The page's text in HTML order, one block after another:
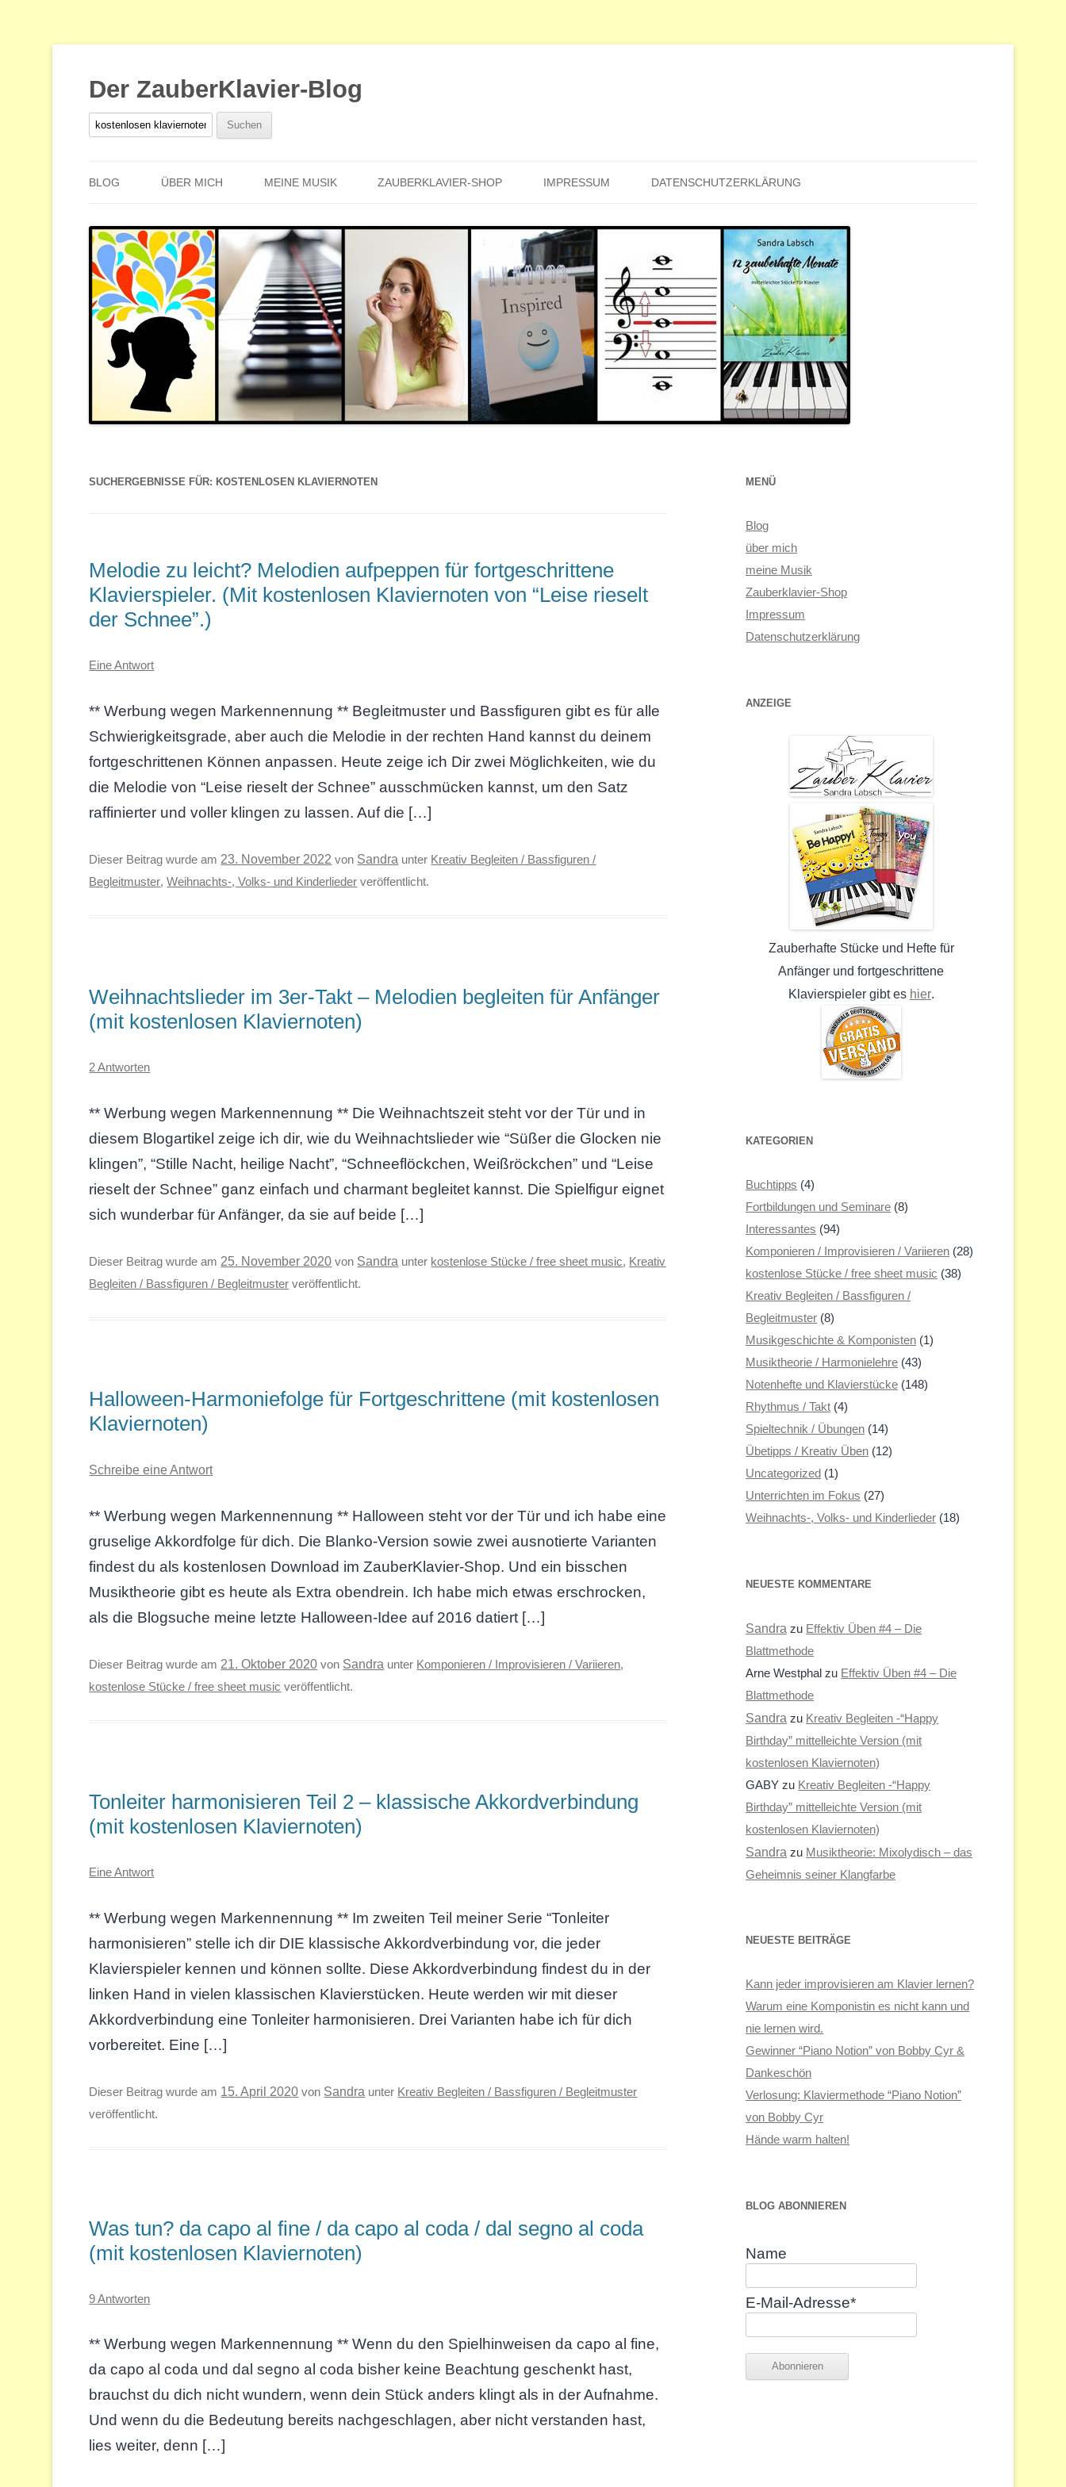
Der ZauberKlavier-Blog
Suchen
nach:
Inhalt
BLOG ÜBER MICH MEINE MUSIK ZAUBERKLAVIER-SHOP IMPRESSUM DATENSCHUTZERKLÄRUNG
SUCHERGEBNISSE FÜR: KOSTENLOSEN KLAVIERNOTEN
Melodie zu leicht? Melodien aufpeppen für fortgeschrittene
Klavierspieler. (Mit kostenlosen Klaviernoten von “Leise rieselt
der Schnee”.)
Eine Antwort
** Werbung wegen Markennennung ** Begleitmuster und Bassfiguren gibt es für alle
Schwierigkeitsgrade, aber auch die Melodie in der rechten Hand kannst du deinem
fortgeschrittenen Können anpassen. Heute zeige ich Dir zwei Möglichkeiten, wie du
die Melodie von “Leise rieselt der Schnee” ausschmücken kannst, um den Satz
raffinierter und voller klingen zu lassen. Auf die […]
Dieser Beitrag wurde am 23. November 2022 von Sandra unter Kreativ Begleiten / Bassfiguren /
Begleitmuster,Weihnachts-, Volks- und Kinderlieder veröffentlicht.
Weihnachtslieder im 3er-Takt – Melodien begleiten für Anfänger
(mit kostenlosen Klaviernoten)
2 Antworten
** Werbung wegen Markennennung ** Die Weihnachtszeit steht vor der Tür und in
diesem Blogartikel zeige ich dir, wie du Weihnachtslieder wie “Süßer die Glocken nie
klingen”, “Stille Nacht, heilige Nacht”, “Schneeflöckchen, Weißröckchen” und “Leise
rieselt der Schnee” ganz einfach und charmant begleitet kannst. Die Spielfigur eignet
sich wunderbar für Anfänger, da sie auf beide […]
Dieser Beitrag wurde am 25. November 2020 von Sandra unter kostenlose Stücke / free sheet music, Kreativ
Begleiten / Bassfiguren / Begleitmuster veröffentlicht.
Halloween-Harmoniefolge für Fortgeschrittene (mit kostenlosen
Klaviernoten)
Schreibe eine Antwort
** Werbung wegen Markennennung ** Halloween steht vor der Tür und ich habe eine
gruselige Akkordfolge für dich. Die Blanko-Version sowie zwei ausnotierte Varianten
findest du als kostenlosen Download im ZauberKlavier-Shop. Und ein bisschen
Musiktheorie gibt es heute als Extra obendrein. Ich habe mich etwas erschrocken,
als die Blogsuche meine letzte Halloween-Idee auf 2016 datiert […]
Dieser Beitrag wurde am 21. Oktober 2020 von Sandra unter Komponieren / Improvisieren / Variieren,
kostenlose Stücke / free sheet music veröffentlicht.
Tonleiter harmonisieren Teil 2 – klassische Akkordverbindung
(mit kostenlosen Klaviernoten)
Eine Antwort
** Werbung wegen Markennennung ** Im zweiten Teil meiner Serie “Tonleiter
harmonisieren” stelle ich dir DIE klassische Akkordverbindung vor, die jeder
Klavierspieler kennen und können sollte. Diese Akkordverbindung findest du in der
linken Hand in vielen klassischen Klavierstücken. Heute werden wir mit dieser
Akkordverbindung eine Tonleiter harmonisieren. Drei Varianten habe ich für dich
vorbereitet. Eine […]
Dieser Beitrag wurde am 15. April 2020 von Sandra unter Kreativ Begleiten / Bassfiguren / Begleitmuster
veröffentlicht.
Was tun? da capo al fine / da capo al coda / dal segno al coda
(mit kostenlosen Klaviernoten)
9 Antworten
** Werbung wegen Markennennung ** Wenn du den Spielhinweisen da capo al fine,
da capo al coda und dal segno al coda bisher keine Beachtung geschenkt hast,
brauchst du dich nicht wundern, wenn dein Stück anders klingt als in der Aufnahme.
Und wenn du die Bedeutung bereits nachgeschlagen, aber nicht verstanden hast,
lies weiter, denn […]
MENÜ
Blog
über mich
meine Musik
Zauberklavier-Shop
Impressum
Datenschutzerklärung
ANZEIGE
Zauberhafte Stücke und Hefte für
Anfänger und fortgeschrittene
Klavierspieler gibt es hier.
KATEGORIEN
Buchtipps (4)
Fortbildungen und Seminare (8)
Interessantes (94)
Komponieren / Improvisieren / Variieren (28)
kostenlose Stücke / free sheet music (38)
Kreativ Begleiten / Bassfiguren /
Begleitmuster (8)
Musikgeschichte & Komponisten (1)
Musiktheorie / Harmonielehre (43)
Notenhefte und Klavierstücke (148)
Rhythmus / Takt (4)
Spieltechnik / Übungen (14)
Übetipps / Kreativ Üben (12)
Uncategorized (1)
Unterrichten im Fokus (27)
Weihnachts-, Volks- und Kinderlieder (18)
NEUESTE KOMMENTARE
Sandra zu Effektiv Üben #4 – Die
Blattmethode
Arne Westphal zu Effektiv Üben #4 – Die
Blattmethode
Sandra zu Kreativ Begleiten -“Happy
Birthday” mittelleichte Version (mit
kostenlosen Klaviernoten)
GABY zu Kreativ Begleiten -“Happy
Birthday” mittelleichte Version (mit
kostenlosen Klaviernoten)
Sandra zu Musiktheorie: Mixolydisch – das
Geheimnis seiner Klangfarbe
NEUESTE BEITRÄGE
Kann jeder improvisieren am Klavier lernen?
Warum eine Komponistin es nicht kann und
nie lernen wird.
Gewinner “Piano Notion” von Bobby Cyr &
Dankeschön
Verlosung: Klaviermethode “Piano Notion”
von Bobby Cyr
Hände warm halten!
BLOG ABONNIEREN
Name
E-Mail-Adresse*